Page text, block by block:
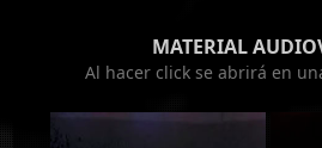
MATERIAL
Al hacer click se abrirá en